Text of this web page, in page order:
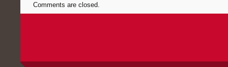
Comments are closed.